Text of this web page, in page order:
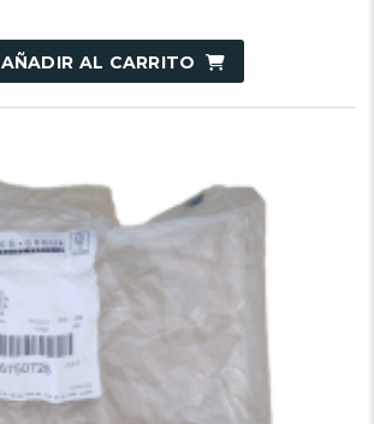
AÑADIR AL CARRITO